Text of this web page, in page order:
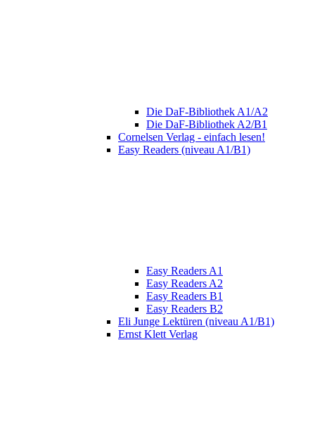
Die DaF-Bibliothek A1/A2
Die DaF-Bibliothek A2/B1
Cornelsen Verlag - einfach lesen!
Easy Readers (niveau A1/B1)
Easy Readers A1
Easy Readers A2
Easy Readers B1
Easy Readers B2
Eli Junge Lektüren (niveau A1/B1)
Ernst Klett Verlag